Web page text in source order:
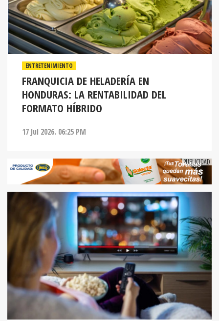
ENTRETENIMIENTO
FRANQUICIA DE HELADERÍA EN
HONDURAS: LA RENTABILIDAD DEL
FORMATO HÍBRIDO
17 Jul 2026. 06:25 PM